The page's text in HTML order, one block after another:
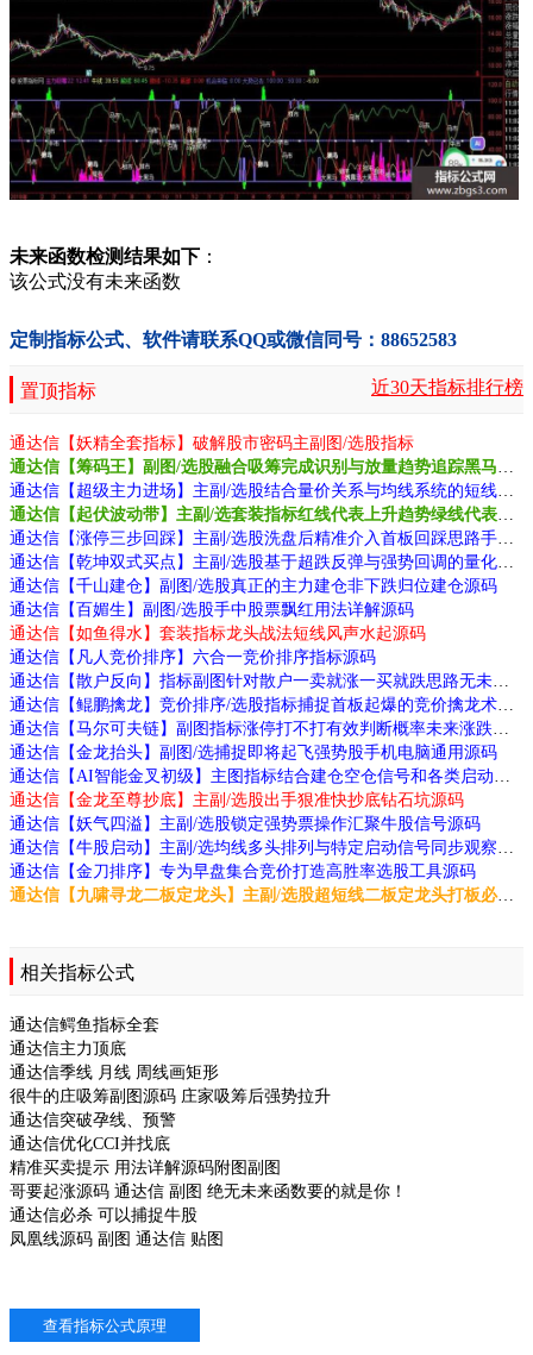
未来函数检测结果如下 ：
该公式没有未来函数
定制指标公式、软件请联系QQ或微信同号：88652583
置顶指标 近30天指标排行榜
通达信【妖精全套指标】破解股市密码主副图/选股指标
通达信【筹码王】副图/选股融合吸筹完成识别与放量趋势追踪黑马源码
通达信【超级主力进场】主副/选股结合量价关系与均线系统的短线无未来源码
通达信【起伏波动带】主副/选套装指标红线代表上升趋势绿线代表下降趋势源码
通达信【涨停三步回踩】主副/选股洗盘后精准介入首板回踩思路手机电脑通用源码
通达信【乾坤双式买点】主副/选股基于超跌反弹与强势回调的量化逻辑源码
通达信【千山建仓】副图/选股真正的主力建仓非下跌归位建仓源码
通达信【百媚生】副图/选股手中股票飘红用法详解源码
通达信【如鱼得水】套装指标龙头战法短线风声水起源码
通达信【凡人竞价排序】六合一竞价排序指标源码
通达信【散户反向】指标副图针对散户一卖就涨一买就跌思路无未来函数源码
通达信【鲲鹏擒龙】竞价排序/选股指标捕捉首板起爆的竞价擒龙术源码
通达信【马尔可夫链】副图指标涨停打不打有效判断概率未来涨跌与历史无关源码
通达信【金龙抬头】副图/选捕捉即将起飞强势股手机电脑通用源码
通达信【AI智能金叉初级】主图指标结合建仓空仓信号和各类启动点提示把握交易时机源码
通达信【金龙至尊抄底】主副/选股出手狠准快抄底钻石坑源码
通达信【妖气四溢】主副/选股锁定强势票操作汇聚牛股信号源码
通达信【牛股启动】主副/选均线多头排列与特定启动信号同步观察源码
通达信【金刀排序】专为早盘集合竞价打造高胜率选股工具源码
通达信【九啸寻龙二板定龙头】主副/选股超短线二板定龙头打板必备利器源码
相关指标公式
通达信鳄鱼指标全套
通达信主力顶底
通达信季线 月线 周线画矩形
很牛的庄吸筹副图源码 庄家吸筹后强势拉升
通达信突破孕线、预警
通达信优化CCI并找底
精准买卖提示 用法详解源码附图副图
哥要起涨源码 通达信 副图 绝无未来函数要的就是你！
通达信必杀 可以捕捉牛股
凤凰线源码 副图 通达信 贴图